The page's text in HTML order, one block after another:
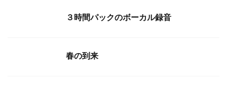
３時間パックのボーカル録音
春の到来